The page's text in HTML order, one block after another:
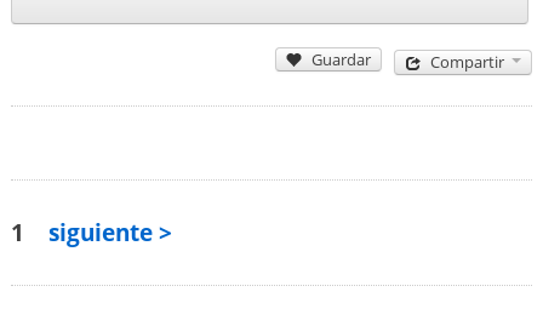
Guardar Compartir
1 siguiente >